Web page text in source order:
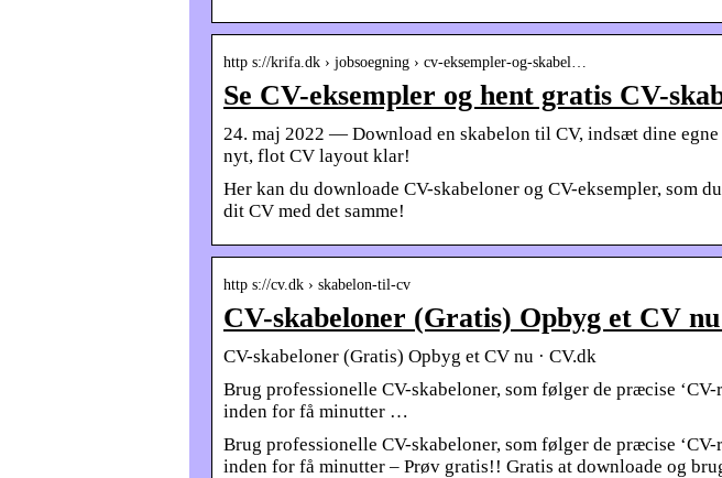
http s://krifa.dk › jobsoegning › cv-eksempler-og-skabel…
Se CV-eksempler og hent gratis CV-
24. maj 2022 — Download en skabelon til CV, indsæt dine
nyt, flot CV layout klar!
Her kan du downloade CV-skabeloner og CV-eksempler, som
dit CV med det samme!
http s://cv.dk › skabelon-til-cv
CV-skabeloner (Gratis) Opbyg et CV
CV-skabeloner (Gratis) Opbyg et CV nu · CV.dk
Brug professionelle CV-skabeloner, som følger de præcise
inden for få minutter …
Brug professionelle CV-skabeloner, som følger de præcise
inden for få minutter – Prøv gratis!! Gratis at downloade og